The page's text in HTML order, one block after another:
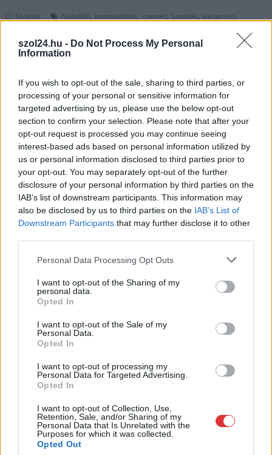
szol24.hu - Do Not Process My Personal
Information
If you wish to opt-out of the sale, sharing to third parties, or
processing of your personal or sensitive information for
targeted advertising by us, please use the below opt-out
section to confirm your selection. Please note that after your
opt-out request is processed you may continue seeing
interest-based ads based on personal information utilized by
us or personal information disclosed to third parties prior to
your opt-out. You may separately opt-out of the further
disclosure of your personal information by third parties on the
IAB’s list of downstream participants. This information may
also be disclosed by us to third parties on the IAB’s List of
Downstream Participants that may further disclose it to other
Please note that this website/app uses one or more Google
not limited to your visit or usage behaviour. You may click to
grant or deny consent to Google and its third-party tags to
use your data for below specified purposes in below Google
consent section.
Personal Data Processing Opt Outs
I want to opt-out of the Sharing of my
personal data.
Opted In
I want to opt-out of the Sale of my
Personal Data.
Opted In
I want to opt-out of processing my
Personal Data for Targeted Advertising.
Opted In
I want to opt-out of Collection, Use,
Retention, Sale, and/or Sharing of my
Personal Data that Is Unrelated with the
Purposes for which it was collected.
Opted Out
Szolnok hulladék, lomtalanítás, szemét, Szolnok,városrész,
hulladéklerakó ügyében
2025.07.15. Fazekas Adrián
Ismét videóval
jelentkezett Pócs János,
a Jászság országgyűlési
képviselője és Kolláth
Bálint, Jászszentandrás
polgármestere,
amelyben elmondták,
a türelem elfogyott,
semmibe vevő hulladéklerakó területéről távolítsák el a
szemetet.
TOVÁBB OLVASOM
JNSZ megyei hírek jászszentandrás
keresztes lászló lóránt
Szemétlerakó lesz a megyeszékhelyből? –
2025.07.15. Fazekas Adrián
Van mit tenni a szemét